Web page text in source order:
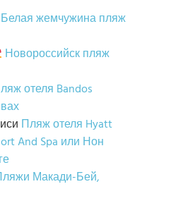
Белая жемчужина пляж
Новороссийск пляж
отеля Bandos
Пляж отеля Hyatt
And Spa или Нон
Макади-Бей,